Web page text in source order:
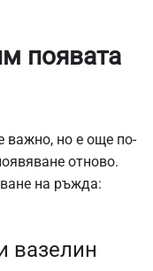
появата
важно, но е още по-
отново.
на ръжда:
вазелин